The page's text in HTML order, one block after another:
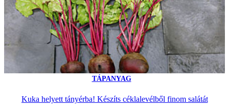
TÁPANYAG
Kuka helyett tányérba! Készíts céklalevélből finom salátát